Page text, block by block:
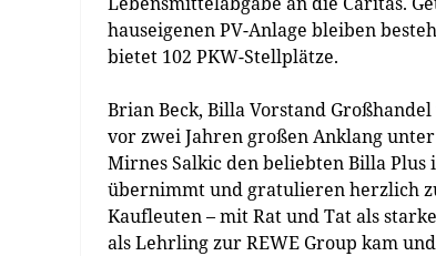
hauseigenen PV-Anlage bleiben
bietet 102 PKW-Stellplätze.
Brian Beck, Billa Vorstand
vor zwei Jahren großen Anklang
Mirnes Salkic den beliebten Billa
übernimmt und gratulieren herzlich
Kaufleuten – mit Rat und Tat als
als Lehrling zur REWE Group kam